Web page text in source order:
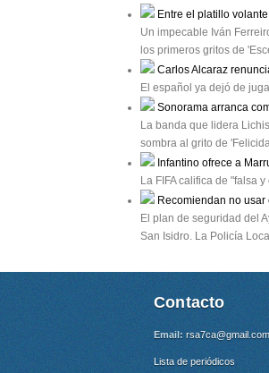
Entre el platillo
Un impecable Iván
los primeros gritos de
Carlos Alcaraz
El español ya dejó de
Sonorama arranca
La banda que lidera
sombra al grito de
Infantino ofrece a
La FIFA califica de "falsa
Recomiendan no
El plan de seguridad del
San Isidro. La Policía
Contacto
Email: rsa7ca@gmail.com
Lista de periódicos